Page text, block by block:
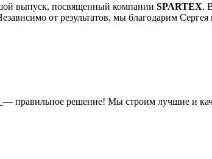
выпуск, посвященный компании SPARTEX.
от результатов, мы благодарим
— правильное решение! Мы строим лучшие и